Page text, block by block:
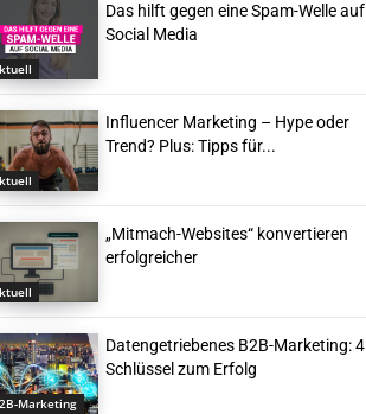
Das hilft gegen eine Spam-Welle auf
Social Media
Influencer Marketing – Hype oder
Trend? Plus: Tipps für...
„Mitmach-Websites“ konvertieren
erfolgreicher
Marketing
Datengetriebenes B2B-Marketing: 4
Schlüssel zum Erfolg